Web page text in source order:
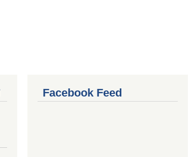
Facebook Feed